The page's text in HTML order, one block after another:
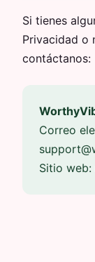
Si tienes
Privacidad o
contáctanos:
Correo
Sitio web: